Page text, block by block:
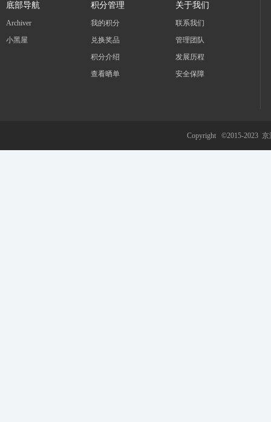
底部导航
Archiver
小黑屋
积分管理
我的积分
兑换奖品
积分介绍
查看晒单
关于我们
联系我们
管理团队
发展历程
安全保障
Copyright ©2015-2023 京